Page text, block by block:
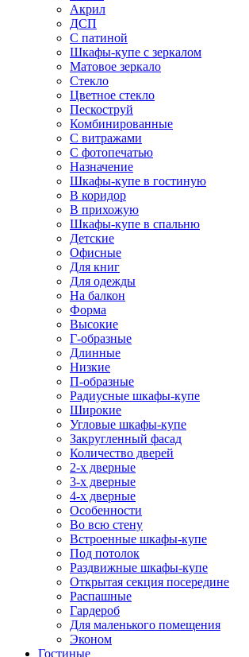
Акрил
ДСП
С патиной
Шкафы-купе с зеркалом
Матовое зеркало
Стекло
Цветное стекло
Пескоструй
Комбинированные
С витражами
С фотопечатью
Назначение
Шкафы-купе в гостиную
В коридор
В прихожую
Шкафы-купе в спальню
Детские
Офисные
Для книг
Для одежды
На балкон
Форма
Высокие
Г-образные
Длинные
Низкие
П-образные
Радиусные шкафы-купе
Широкие
Угловые шкафы-купе
Закругленный фасад
Количество дверей
2-х дверные
3-х дверные
4-х дверные
Особенности
Во всю стену
Встроенные шкафы-купе
Под потолок
Раздвижные шкафы-купе
Открытая секция посередине
Распашные
Гардероб
Для маленького помещения
Эконом
Гостиные